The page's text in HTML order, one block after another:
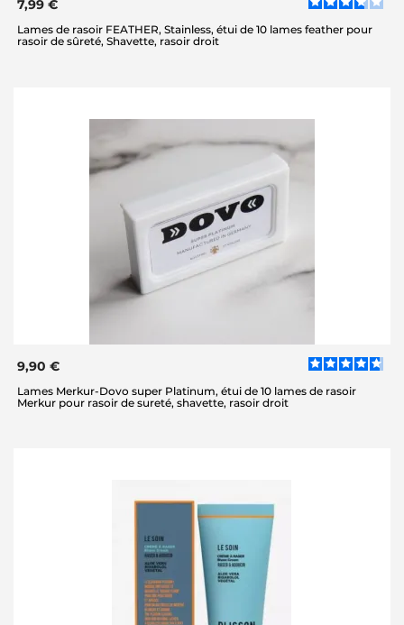
7,99 €
Lames de rasoir FEATHER, Stainless, étui de 10 lames feather pour
rasoir de sûreté, Shavette, rasoir droit
9,90 €
Lames Merkur-Dovo super Platinum, étui de 10 lames de rasoir
Merkur pour rasoir de sureté, shavette, rasoir droit